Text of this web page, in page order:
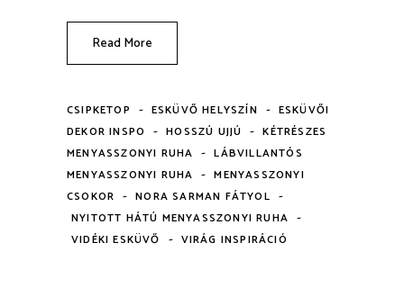
Read More
CSIPKETOP - ESKÜVŐ HELYSZÍN - ESKÜVŐI
DEKOR INSPO - HOSSZÚ UJJÚ - KÉTRÉSZES
MENYASSZONYI RUHA - LÁBVILLANTÓS
MENYASSZONYI RUHA - MENYASSZONYI
CSOKOR - NORA SARMAN FÁTYOL -
NYITOTT HÁTÚ MENYASSZONYI RUHA -
VIDÉKI ESKÜVŐ - VIRÁG INSPIRÁCIÓ